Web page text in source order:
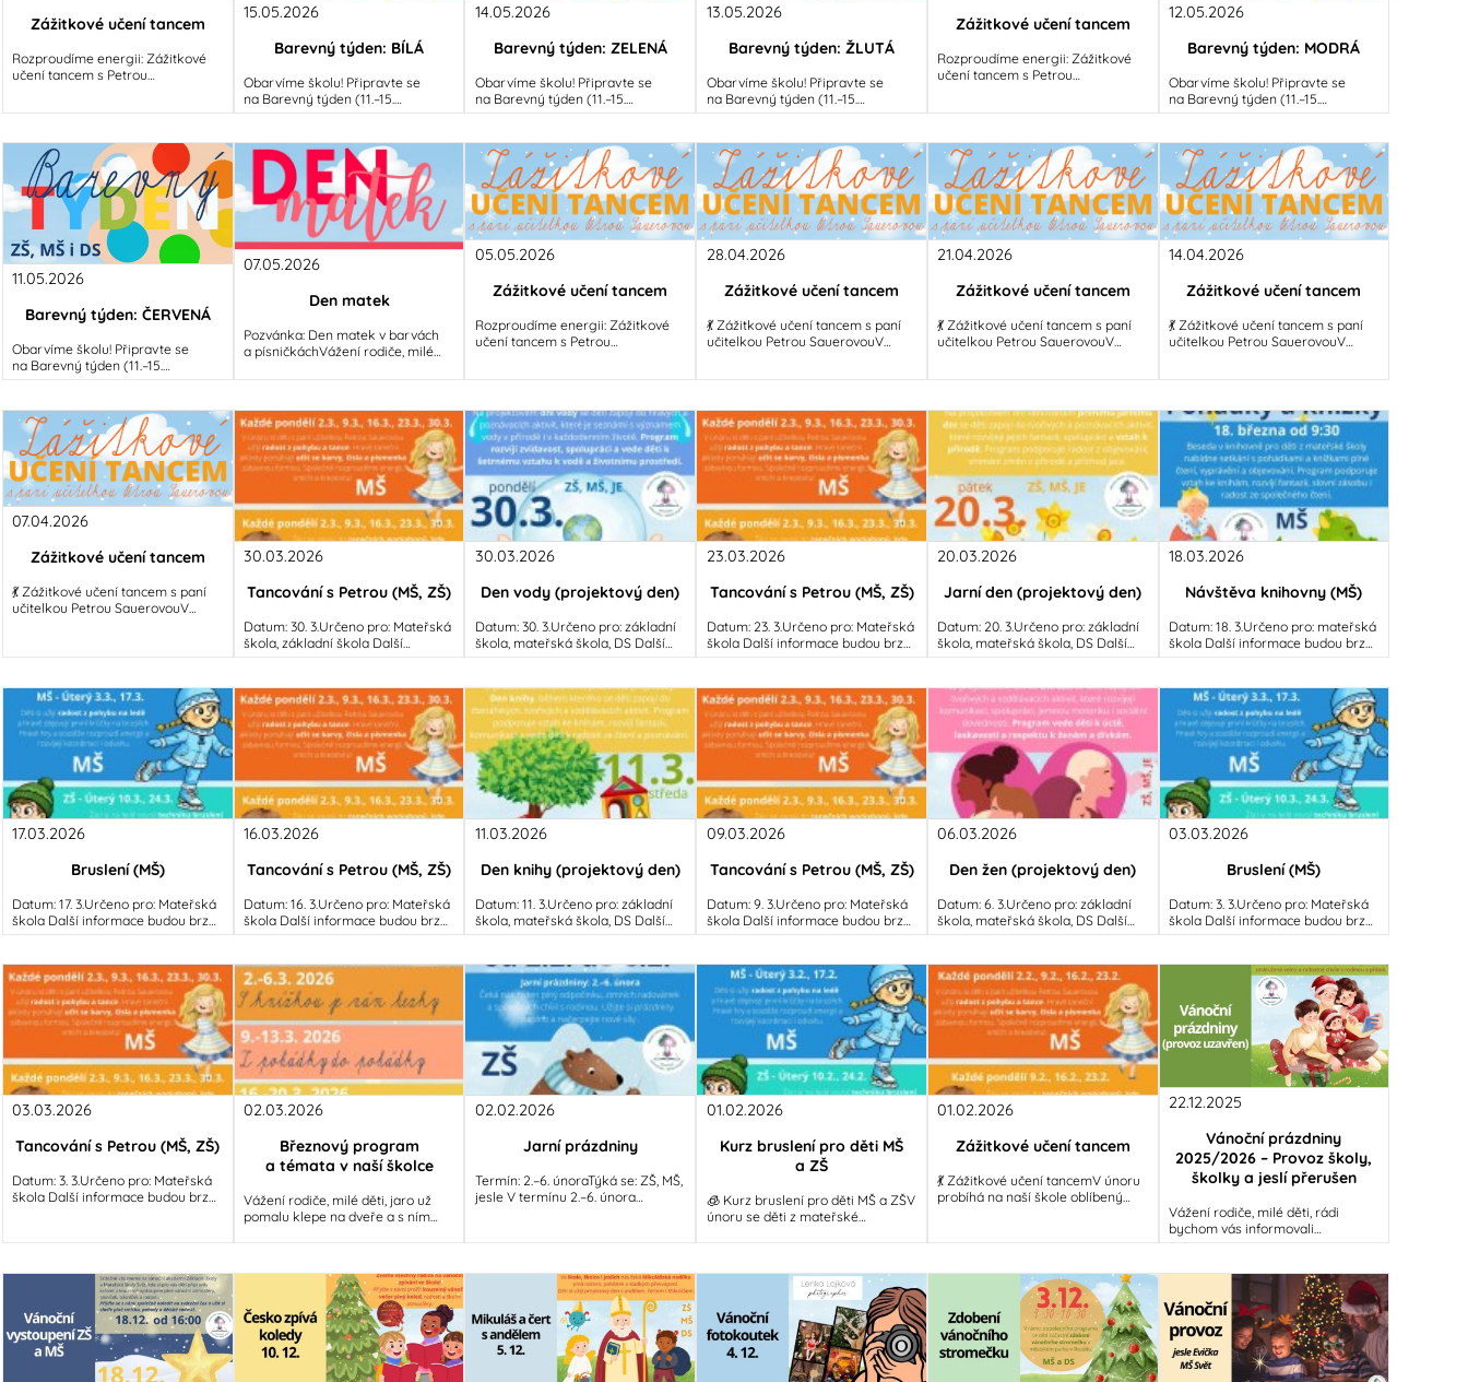
Zážitkové učení tancem
Rozproudíme energii: Zážitkové
učení tancem s Petrou
15.05.2026
Barevný týden: BÍLÁ
Obarvíme školu! Připravte se
na Barevný týden (11.–15.
14.05.2026
Barevný týden: ZELENÁ
Obarvíme školu! Připravte se
na Barevný týden (11.–15.
13.05.2026
Barevný týden: ŽLUTÁ
Obarvíme školu! Připravte se
na Barevný týden (11.–15.
Zážitkové učení tancem
Rozproudíme energii: Zážitkové
učení tancem s Petrou
12.05.2026
Barevný týden: MODRÁ
Obarvíme školu! Připravte se
na Barevný týden (11.–15.
11.05.2026
Barevný týden: ČERVENÁ
Obarvíme školu! Připravte se
na Barevný týden (11.–15.
07.05.2026
Den matek
Pozvánka: Den matek v barvách
a písničkáchVážení rodiče, milé
05.05.2026
Zážitkové učení tancem
Rozproudíme energii: Zážitkové
učení tancem s Petrou
28.04.2026
Zážitkové učení tancem
💃 Zážitkové učení tancem s paní
učitelkou Petrou SauerovouV
21.04.2026
Zážitkové učení tancem
💃 Zážitkové učení tancem s paní
učitelkou Petrou SauerovouV
14.04.2026
Zážitkové učení tancem
💃 Zážitkové učení tancem s paní
učitelkou Petrou SauerovouV
07.04.2026
Zážitkové učení tancem
💃 Zážitkové učení tancem s paní
učitelkou Petrou SauerovouV
30.03.2026
Tancování s Petrou (MŠ, ZŠ)
Datum: 30. 3.Určeno pro: Mateřská
škola, základní škola Další
30.03.2026
Den vody (projektový den)
Datum: 30. 3.Určeno pro: základní
škola, mateřská škola, DS Další
23.03.2026
Tancování s Petrou (MŠ, ZŠ)
Datum: 23. 3.Určeno pro: Mateřská
škola Další informace budou brzy
20.03.2026
Jarní den (projektový den)
Datum: 20. 3.Určeno pro: základní
škola, mateřská škola, DS Další
18.03.2026
Návštěva knihovny (MŠ)
Datum: 18. 3.Určeno pro: mateřská
škola Další informace budou brzy
17.03.2026
Bruslení (MŠ)
Datum: 17. 3.Určeno pro: Mateřská
škola Další informace budou brzy
16.03.2026
Tancování s Petrou (MŠ, ZŠ)
Datum: 16. 3.Určeno pro: Mateřská
škola Další informace budou brzy
11.03.2026
Den knihy (projektový den)
Datum: 11. 3.Určeno pro: základní
škola, mateřská škola, DS Další
09.03.2026
Tancování s Petrou (MŠ, ZŠ)
Datum: 9. 3.Určeno pro: Mateřská
škola Další informace budou brzy
06.03.2026
Den žen (projektový den)
Datum: 6. 3.Určeno pro: základní
škola, mateřská škola, DS Další
03.03.2026
Bruslení (MŠ)
Datum: 3. 3.Určeno pro: Mateřská
škola Další informace budou brzy
03.03.2026
Tancování s Petrou (MŠ, ZŠ)
Datum: 3. 3.Určeno pro: Mateřská
škola Další informace budou brzy
02.03.2026
Březnový program
a témata v naší školce
Vážení rodiče, milé děti, jaro už
pomalu klepe na dveře a s ním
02.02.2026
Jarní prázdniny
Termín: 2.–6. únoraTýká se: ZŠ, MŠ,
jesle V termínu 2.–6. února
01.02.2026
Kurz bruslení pro děti MŠ
a ZŠ
🧊 Kurz bruslení pro děti MŠ a ZŠV
únoru se děti z mateřské
01.02.2026
Zážitkové učení tancem
💃 Zážitkové učení tancemV únoru
probíhá na naší škole oblíbený
22.12.2025
Vánoční prázdniny
2025/2026 – Provoz školy,
školky a jeslí přerušen
Vážení rodiče, milé děti, rádi
bychom vás informovali